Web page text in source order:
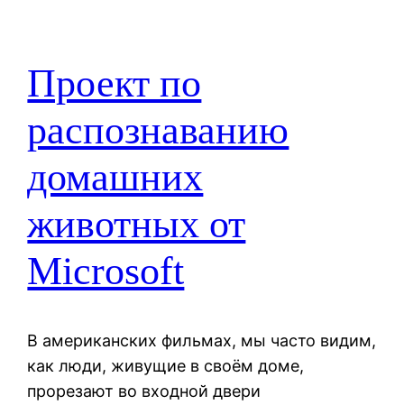
Проект по
распознаванию
домашних
животных от
Microsoft
В американских фильмах, мы часто видим,
как люди, живущие в своём доме,
прорезают во входной двери